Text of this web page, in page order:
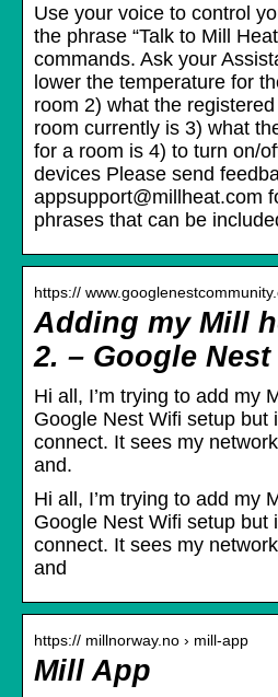
Use your voice to control
the phrase “Talk to Mill
commands. Ask your
lower the temperature for
room 2) what the
room currently is 3) what
for a room is 4) to turn on/
devices Please send
appsupport@millheat.com
phrases that can be
https://
Adding my Mill
2. – Google
Hi all, I’m trying to add my
Google Nest Wifi setup but
connect. It sees my
and.
Hi all, I’m trying to add my
Google Nest Wifi setup but
connect. It sees my
and
https:// millnorway.no › mill-app
Mill App